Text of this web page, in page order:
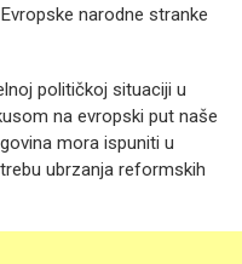
narodne stranke
političkoj situaciji u
na evropski put naše
mora ispuniti u
ubrzanja reformskih